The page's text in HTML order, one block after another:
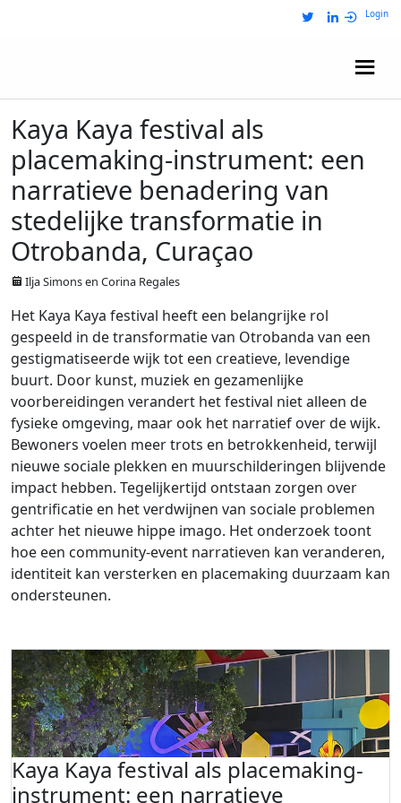
Login
Kaya Kaya festival als
placemaking-instrument: een
narratieve benadering van
stedelijke transformatie in
Otrobanda, Curaçao
Ilja Simons en Corina Regales
Het Kaya Kaya festival heeft een belangrijke rol
gespeeld in de transformatie van Otrobanda van een
gestigmatiseerde wijk tot een creatieve, levendige
buurt. Door kunst, muziek en gezamenlijke
voorbereidingen verandert het festival niet alleen de
fysieke omgeving, maar ook het narratief over de wijk.
Bewoners voelen meer trots en betrokkenheid, terwijl
nieuwe sociale plekken en muurschilderingen blijvende
impact hebben. Tegelijkertijd ontstaan zorgen over
gentrificatie en het verdwijnen van sociale problemen
achter het nieuwe hippe imago. Het onderzoek toont
hoe een community-event narratieven kan veranderen,
identiteit kan versterken en placemaking duurzaam kan
ondersteunen.
Kaya Kaya festival als placemaking-
instrument: een narratieve